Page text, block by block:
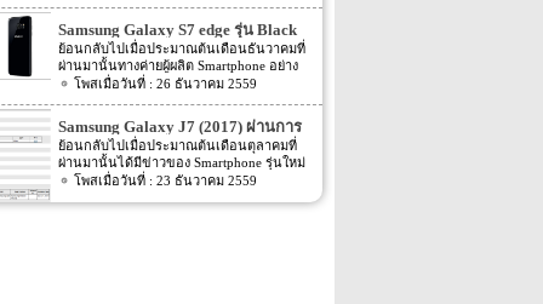
ที่แท้จริงของตัวเครื่องให้ได้ว่าเท่าไหร่กันแน่
เพื่อที่จะควบคุมการออกแบบสินค้าของตัวเอง
ต่อไป ภาพเรนเดอร์นี้บ่งบอกถึงของอันโค้ง
มนของ Galaxy S8 มาพร้อมกับช่องว่างขนาด
ใหญ่ที่เว้นให้กับหน่วยกล้องหลังของตัวเครื่อง
แต่ช่องว่างขนาดใหญ่ของเคสที่เรนเดอร์ออก
มานี้ก็เพียงพอที่จะรองรับกล้องคู่ของ S8 ได้
ถ้าหากว่าตัวเครื่องจริงมีกล้องคู่ ตัวเครื่องด้าน
หน้าที่เรนเดอร์ก็น่าสนใจไม่แพ้กัน ในภาพบ่ง
บอกว่าไม่มีปุ่มต่างๆ ใต้หน้าจอเลย ซึ่งหมายถึง
ของทาง Samsung อย่าง Samsung Galaxy C7
Pro และ Galaxy C5 Pro (SM-C5010) นั้นก็พึ่ง
ผ่านการตรวจสอบจาก TENAA ไปไม่นานนี้
เอง อีกทั้งตามข่าวนี้ยังได้เปิดเผย Spec ภายใน
ตัวเครื่องออกมาอีกด้วย โดย Spec ของตัว
เครื่องตามข่าวระบุว่า Samsung Galaxy C5
Pro นี้นี้จะมาพร้อมกับ Chipset ที่ขับเคลื่อนตัว
เครื่องอย่าง Snapdragon […]
เดือนแล้ว หลังจากนั้นเมื่อเดือนสิงหาคมที่
ผ่านมานั้นตัวเครื่องก็มีค่า benchmark ถูกเปิด
เผยออกมาให้แฟนๆ ทราบกันแล้ว หลังจาก
นั้นเมื่อเดือนตุลาคมที่ผ่านมานั้นก็มีข่าวออก
มาอีกครั้ง โดยตามข่าวระบุว่าตัวเครื่องนั้น
ผ่านการตรวจสอบจาก WiFi certified แล้ว ต่อ
มาก็มีรูปตัวเครื่องเปิดเผยออกมาอีกครั้ง จาก
นั้นก็มีข่าวต่างๆ ของ Samsung Galaxy A5
(2017) ถูกเปิดเผยออกมาหลายต่อหลายข่าว
มาก จนหลายๆ คนคิดว่าจะถูกเปิดตัวออกมา
ในไม่ช้านี้ แต่ล่าสุดนี้กลับมีข่าวของ
Samsung Galaxy A5 (2017) ออกมาอีกครั้ง
Samsung Galaxy S7 edge รุ่น Black
Pearl เข้าอินเดียเดือนหน้า
ย้อนกลับไปเมื่อประมาณต้นเดือนธันวาคมที่
ผ่านมานั้นทางค่ายผู้ผลิต Smartphone อย่าง
Samsung นั้นได้เปิดตัวรุ่นใหม่ของ Samsung
edge รุ่น Black Pearl ออกมาแล้ว จากนั้นทาง
Samsung เองก็เลือกวางจำหน่ายในประเทศ
South Korea เป็นที่แรก จากนั้นก็ไม่มีข่าวใดๆ
ออกมาอีก แต่ล่าสุดนี้กลับมีข่าวของ
Samsung Galaxy S7 edge รุ่น Black Pearl
ออกมาอีกครั้ง โดยข่าวคร่าวล่าสุดของ
26 ธันวาคม 2559
Samsung Galaxy J7 (2017) ผ่านการ
ตรวจสอบ Bluetooth certified แล้ว
ย้อนกลับไปเมื่อประมาณต้นเดือนตุลาคมที่
ผ่านมานั้นได้มีข่าวของ Smartphone รุ่นใหม่
ของทางค่ายผู้ผลิตอย่าง Samsung อย่างรุ่น
23 ธันวาคม 2559